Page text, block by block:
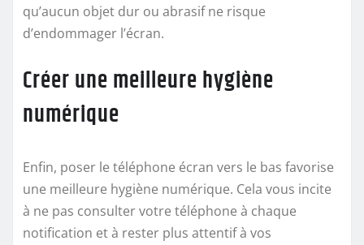
qu’aucun objet dur ou abrasif ne risque
d’endommager l’écran.
Créer une meilleure hygiène
numérique
Enfin, poser le téléphone écran vers le bas favorise
une meilleure hygiène numérique. Cela vous incite
à ne pas consulter votre téléphone à chaque
notification et à rester plus attentif à vos